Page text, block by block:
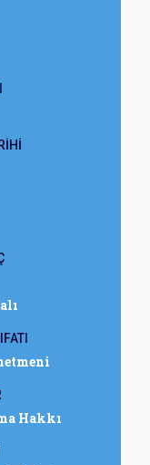
Hakkı